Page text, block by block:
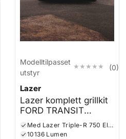
Modelltilpasset
utstyr
★★★★★
★★★★★ (0)
Lazer
Lazer komplett grillkit
FORD TRANSIT
CUSTOM (2024+)
Med Lazer Triple-R 750 Elite
10136 Lumen